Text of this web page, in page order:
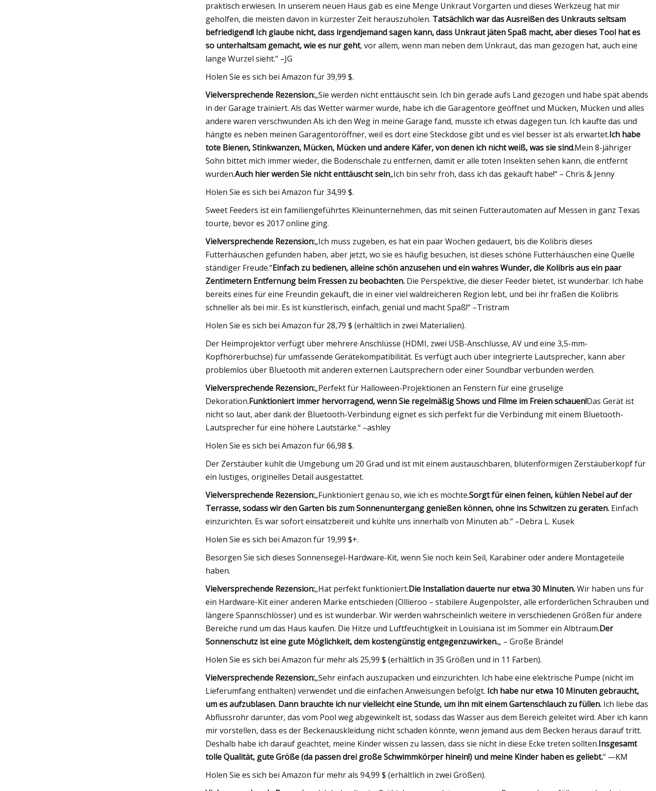
praktisch erwiesen. In unserem neuen Haus gab es eine Menge Unkraut Vorgarten und dieses Werkzeug hat mir
geholfen, die meisten davon in kürzester Zeit herauszuholen. Tatsächlich war das Ausreißen des Unkrauts seltsam
befriedigend! Ich glaube nicht, dass irgendjemand sagen kann, dass Unkraut jäten Spaß macht, aber dieses Tool hat es
so unterhaltsam gemacht, wie es nur geht, vor allem, wenn man neben dem Unkraut, das man gezogen hat, auch eine
lange Wurzel sieht.“ –JG
Holen Sie es sich bei Amazon für 39,99 $.
Vielversprechende Rezension:„Sie werden nicht enttäuscht sein. Ich bin gerade aufs Land gezogen und habe spät abends
in der Garage trainiert. Als das Wetter wärmer wurde, habe ich die Garagentore geöffnet und Mücken, Mücken und alles
andere waren verschwunden Als ich den Weg in meine Garage fand, musste ich etwas dagegen tun. Ich kaufte das und
hängte es neben meinen Garagentoröffner, weil es dort eine Steckdose gibt und es viel besser ist als erwartet.Ich habe
tote Bienen, Stinkwanzen, Mücken, Mücken und andere Käfer, von denen ich nicht weiß, was sie sind.Mein 8-jähriger
Sohn bittet mich immer wieder, die Bodenschale zu entfernen, damit er alle toten Insekten sehen kann, die entfernt
wurden.Auch hier werden Sie nicht enttäuscht sein„Ich bin sehr froh, dass ich das gekauft habe!“ – Chris & Jenny
Holen Sie es sich bei Amazon für 34,99 $.
Sweet Feeders ist ein familiengeführtes Kleinunternehmen, das mit seinen Futterautomaten auf Messen in ganz Texas
tourte, bevor es 2017 online ging.
Vielversprechende Rezension:„Ich muss zugeben, es hat ein paar Wochen gedauert, bis die Kolibris dieses
Futterhäuschen gefunden haben, aber jetzt, wo sie es häufig besuchen, ist dieses schöne Futterhäuschen eine Quelle
ständiger Freude.“Einfach zu bedienen, alleine schön anzusehen und ein wahres Wunder, die Kolibris aus ein paar
Zentimetern Entfernung beim Fressen zu beobachten. Die Perspektive, die dieser Feeder bietet, ist wunderbar. Ich habe
bereits eines für eine Freundin gekauft, die in einer viel waldreicheren Region lebt, und bei ihr fraßen die Kolibris
schneller als bei mir. Es ist künstlerisch, einfach, genial und macht Spaß!“ –Tristram
Holen Sie es sich bei Amazon für 28,79 $ (erhältlich in zwei Materialien).
Der Heimprojektor verfügt über mehrere Anschlüsse (HDMI, zwei USB-Anschlüsse, AV und eine 3,5-mm-
Kopfhörerbuchse) für umfassende Gerätekompatibilität. Es verfügt auch über integrierte Lautsprecher, kann aber
problemlos über Bluetooth mit anderen externen Lautsprechern oder einer Soundbar verbunden werden.
Vielversprechende Rezension:„Perfekt für Halloween-Projektionen an Fenstern für eine gruselige
Dekoration.Funktioniert immer hervorragend, wenn Sie regelmäßig Shows und Filme im Freien schauen!Das Gerät ist
nicht so laut, aber dank der Bluetooth-Verbindung eignet es sich perfekt für die Verbindung mit einem Bluetooth-
Lautsprecher für eine höhere Lautstärke.“ –ashley
Holen Sie es sich bei Amazon für 66,98 $.
Der Zerstäuber kühlt die Umgebung um 20 Grad und ist mit einem austauschbaren, blütenförmigen Zerstäuberkopf für
ein lustiges, originelles Detail ausgestattet.
Vielversprechende Rezension:„Funktioniert genau so, wie ich es möchte.Sorgt für einen feinen, kühlen Nebel auf der
Terrasse, sodass wir den Garten bis zum Sonnenuntergang genießen können, ohne ins Schwitzen zu geraten. Einfach
einzurichten. Es war sofort einsatzbereit und kühlte uns innerhalb von Minuten ab.“ –Debra L. Kusek
Holen Sie es sich bei Amazon für 19,99 $+.
Besorgen Sie sich dieses Sonnensegel-Hardware-Kit, wenn Sie noch kein Seil, Karabiner oder andere Montageteile
haben.
Vielversprechende Rezension:„Hat perfekt funktioniert.Die Installation dauerte nur etwa 30 Minuten.Wir haben uns für
ein Hardware-Kit einer anderen Marke entschieden (Ollieroo – stabilere Augenpolster, alle erforderlichen Schrauben und
längere Spannschlösser) und es ist wunderbar. Wir werden wahrscheinlich weitere in verschiedenen Größen für andere
Bereiche rund um das Haus kaufen. Die Hitze und Luftfeuchtigkeit in Louisiana ist im Sommer ein Albtraum.Der
Sonnenschutz ist eine gute Möglichkeit, dem kostengünstig entgegenzuwirken.„ – Große Brände!
Holen Sie es sich bei Amazon für mehr als 25,99 $ (erhältlich in 35 Größen und in 11 Farben).
Vielversprechende Rezension:„Sehr einfach auszupacken und einzurichten. Ich habe eine elektrische Pumpe (nicht im
Lieferumfang enthalten) verwendet und die einfachen Anweisungen befolgt. Ich habe nur etwa 10 Minuten gebraucht,
um es aufzublasen. Dann brauchte ich nur vielleicht eine Stunde, um ihn mit einem Gartenschlauch zu füllen. Ich liebe das
Abflussrohr darunter, das vom Pool weg abgewinkelt ist, sodass das Wasser aus dem Bereich geleitet wird. Aber ich kann
mir vorstellen, dass es der Beckenauskleidung nicht schaden könnte, wenn jemand aus dem Becken heraus darauf tritt.
Deshalb habe ich darauf geachtet, meine Kinder wissen zu lassen, dass sie nicht in diese Ecke treten sollten.Insgesamt
tolle Qualität, gute Größe (da passen drei große Schwimmkörper hinein!) und meine Kinder haben es geliebt." —KM
Holen Sie es sich bei Amazon für mehr als 94,99 $ (erhältlich in zwei Größen).